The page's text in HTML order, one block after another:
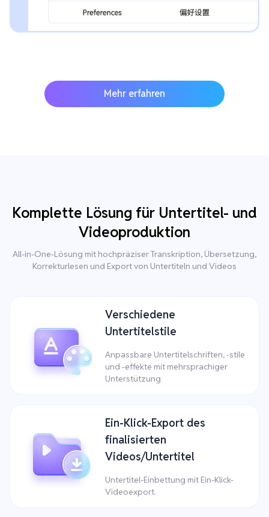
Mehr erfahren
Komplette Lösung für Untertitel- und
Videoproduktion
All-in-One-Lösung mit hochpräziser Transkription, Übersetzung,
Korrekturlesen und Export von Untertiteln und Videos
Verschiedene
Untertitelstile
Anpassbare Untertitelschriften, -stile
und -effekte mit mehrsprachiger
Unterstützung
Ein-Klick-Export des
finalisierten
Videos/Untertitel
Untertitel-Einbettung mit Ein-Klick-
Videoexport.